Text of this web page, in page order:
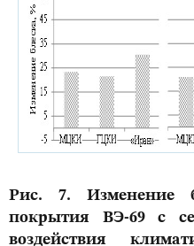
Рис. 7. Изменение
покрытия ВЭ-69 с
воздействия